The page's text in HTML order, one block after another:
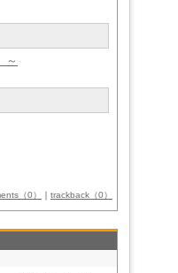
～​​
（0） ｜ trackback（0）